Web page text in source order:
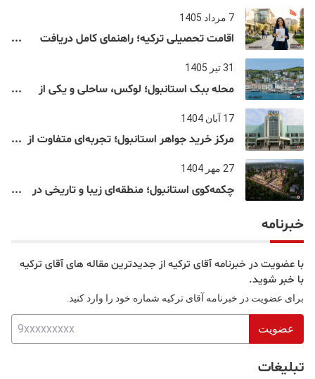
7 مرداد 1405
اقامت تحصیلی ترکیه؛ راهنمای کامل دریافت
31 تیر 1405
محله ببک استانبول؛ لوکس، ساحلی و یکی از
17 آبان 1404
مرکز خرید جواهر استانبول؛ تجربه‌ای متفاوت از
27 مهر 1404
چکمه‌کوی استانبول؛ منطقه‌ای زیبا و تاریخی در
خبرنامه
با عضویت در خبرنامه آقای ترکیه از جدیدترین مقاله های آقای ترکیه
با خبر شوید.
برای عضویت در خبرنامه آقای ترکیه شماره خود را وارد کنید.
عضویت
تبلیغات